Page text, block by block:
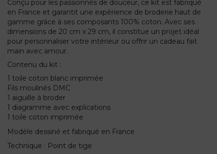
Conçu pour les passionnés de douceur, ce kit est fabriqué
en France et garantit une expérience de broderie haut de
gamme grâce à ses composants 100% coton. Avec ses
dimensions de 20 cm x 29 cm, il constitue un projet idéal
pour personnaliser votre intérieur ou offrir un cadeau fait
main avec amour.
Contenu du kit :
1 toile coton blanc imprimée
Fils moulinés DMC
1 aiguille à broder
1 diagramme avec explications
1 toile coton imprimée
Modèle dessiné et fabriqué en France
Technique : Point de tige